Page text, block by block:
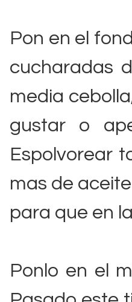
Pon en el
cucharadas
media
gustar o
Espolvorear
mas de
para que en
Ponlo en el